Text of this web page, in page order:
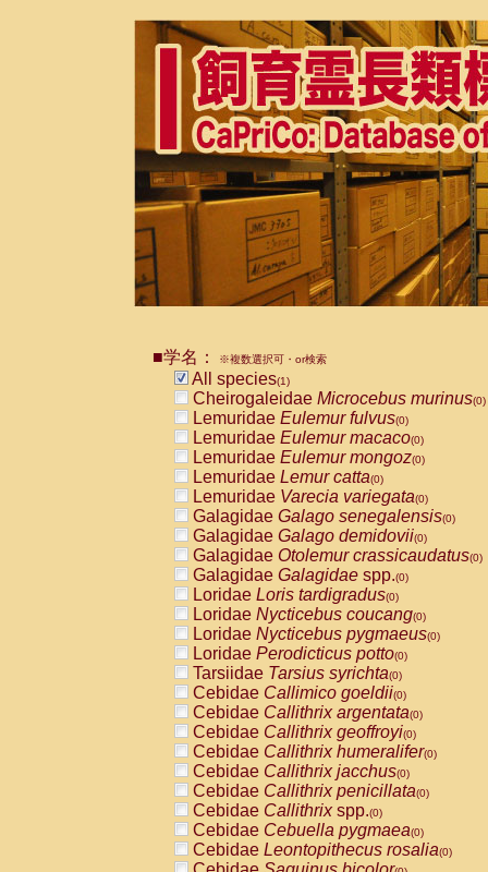
■学名： ※複数選択可・or検索
All species(1)
Cheirogaleidae Microcebus murinus(0)
Lemuridae Eulemur fulvus(0)
Lemuridae Eulemur macaco(0)
Lemuridae Eulemur mongoz(0)
Lemuridae Lemur catta(0)
Lemuridae Varecia variegata(0)
Galagidae Galago senegalensis(0)
Galagidae Galago demidovii(0)
Galagidae Otolemur crassicaudatus(0)
Galagidae Galagidae spp.(0)
Loridae Loris tardigradus(0)
Loridae Nycticebus coucang(0)
Loridae Nycticebus pygmaeus(0)
Loridae Perodicticus potto(0)
Tarsiidae Tarsius syrichta(0)
Cebidae Callimico goeldii(0)
Cebidae Callithrix argentata(0)
Cebidae Callithrix geoffroyi(0)
Cebidae Callithrix humeralifer(0)
Cebidae Callithrix jacchus(0)
Cebidae Callithrix penicillata(0)
Cebidae Callithrixspp.(0)
Cebidae Cebuella pygmaea(0)
Cebidae Leontopithecus rosalia(0)